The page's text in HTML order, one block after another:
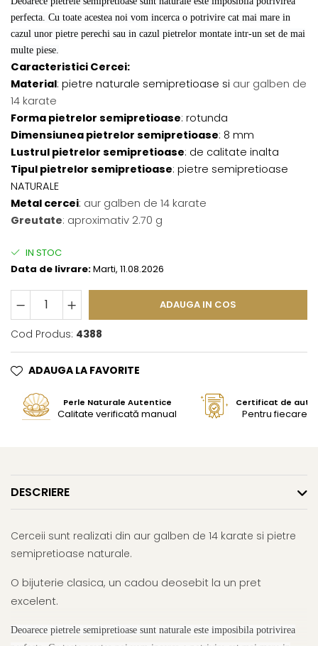
perfecta. Cu toate acestea noi vom incerca o potrivire cat mai mare in
cazul unor pietre perechi sau in cazul pietrelor montate intr-un set de mai
multe piese.
Caracteristici Cercei:
Material: pietre naturale semipretioase si aur galben de
14 karate
Forma pietrelor semipretioase: rotunda
Dimensiunea pietrelor semipretioase: 8 mm
Lustrul pietrelor semipretioase: de calitate inalta
Tipul pietrelor semipretioase: pietre semipretioase
NATURALE
Metal cercei: aur galben de 14 karate
Greutate: aproximativ 2.70 g
IN STOC
Data de livrare:Marti, 11.08.2026
ADAUGA IN COS
Cod Produs: 4388
ADAUGA LA FAVORITE
Perle Naturale Autentice
Calitate verificată manual
Certificat de
Pentru fiecare
DESCRIERE
Cerceii sunt realizati din aur galben de 14 karate si pietre
semipretioase naturale.
O bijuterie clasica, un cadou deosebit la un pret
excelent.
Deoarece pietrele semipretioase sunt naturale este imposibila potrivirea